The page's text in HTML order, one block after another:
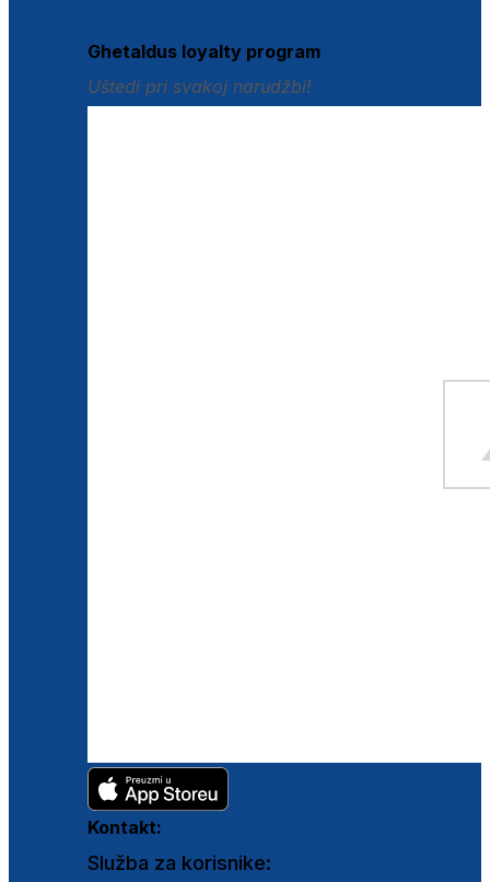
Ghetaldus loyalty program
Uštedi pri svakoj narudžbi!
Kontakt:
Služba za korisnike: